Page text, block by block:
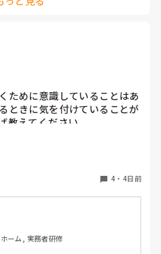
ために意識していることはあ
ときに気を付けていることが
えてください。
4 ・ 4日前
ーム, 実務者研修